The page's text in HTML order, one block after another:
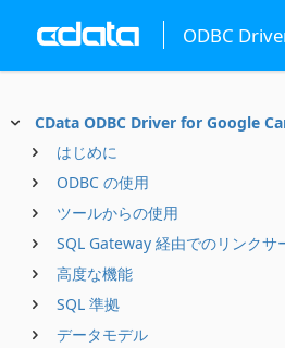
ODBC
CData ODBC Driver for Google
はじめに
ODBC の使用
ツールからの使用
SQL Gateway 経由でのリンクサ
高度な機能
SQL 準拠
データモデル